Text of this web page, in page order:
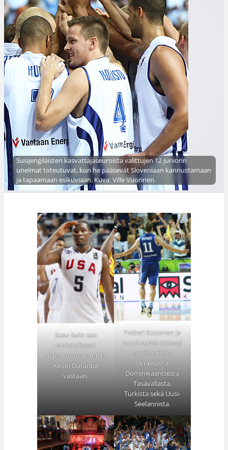
Susijengiläisten kasvattajaseuroista valittujen 12 juniorin
unelmat toteutuvat, kun he pääsevät Sloveniaan kannustamaan
ja tapaamaan esikuviaan. Kuva: Ville Vuorinen.
Sasu Salin saa
mahdollisesti
tilaisuutensa mitellä
Kevin Durantia
vastaan.
Petteri Koponen ja
muut sudet ottavat
myös mittaa
Ukrainasta,
Dominikaanisesta
Tasavallasta,
Turkista sekä Uusi-
Seelannista.